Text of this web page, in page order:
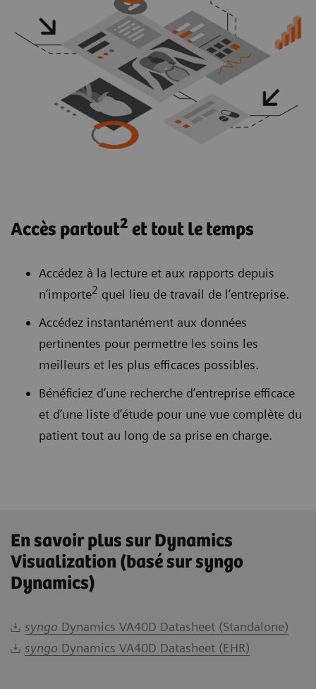
Accès partout2 et tout le temps
Accédez à la lecture et aux rapports depuis
n’importe2 quel lieu de travail de l’entreprise.
Accédez instantanément aux données
pertinentes pour permettre les soins les
meilleurs et les plus efficaces possibles.
Bénéficiez d’une recherche d’entreprise efficace
et d’une liste d’étude pour une vue complète du
patient tout au long de sa prise en charge.
En savoir plus sur Dynamics
Visualization (basé sur syngo
Dynamics)
syngo Dynamics VA40D Datasheet (Standalone)
syngo Dynamics VA40D Datasheet (EHR)